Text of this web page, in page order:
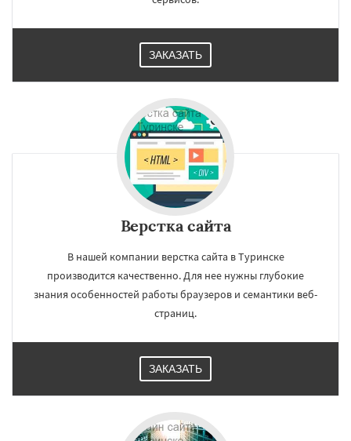
ЗАКАЗАТЬ
Верстка сайта
В нашей компании верстка сайта в Туринске
производится качественно. Для нее нужны глубокие
знания особенностей работы браузеров и семантики веб-
страниц.
ЗАКАЗАТЬ